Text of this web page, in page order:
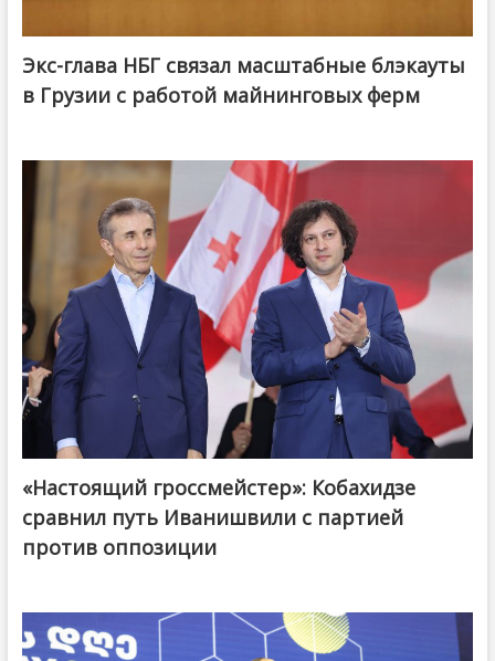
Экс-глава НБГ связал масштабные блэкауты
в Грузии с работой майнинговых ферм
@ქართული ოცნება / Georgian Dream
«Настоящий гроссмейстер»: Кобахидзе
сравнил путь Иванишвили с партией
против оппозиции